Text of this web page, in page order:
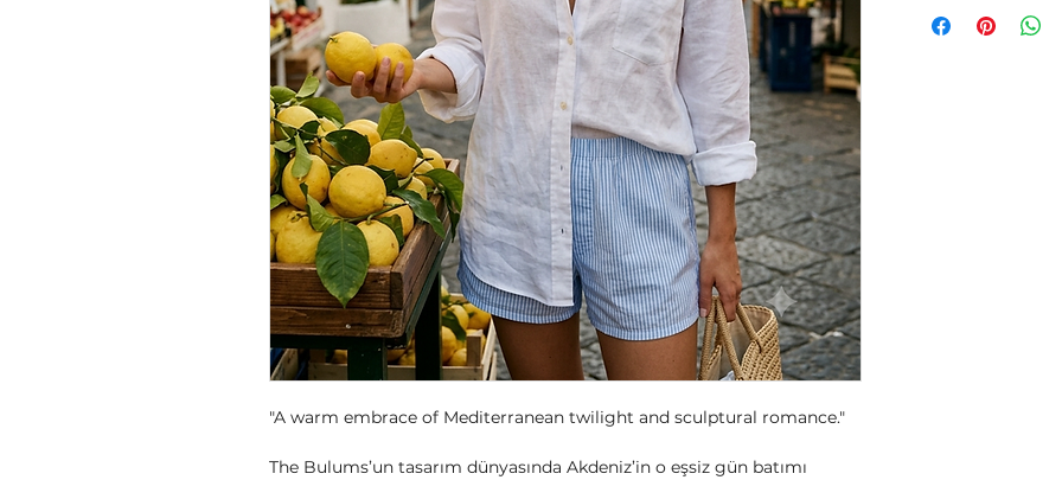
"A warm embrace of Mediterranean twilight and sculptural romance."
The Bulums’un tasarım dünyasında Akdeniz’in o eşsiz gün batımı